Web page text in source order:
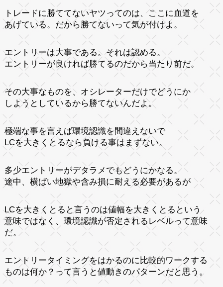
トレードに勝ててないヤツってのは、ここに血道を
あげている。だから勝てないって気が付けよ。
エントリーは大事である。それは認める。
エントリーが良ければ勝てるのだから当たり前だ。
その大事なものを、オシレーターだけでどうにか
しようとしているから勝てないんだよ。
極端な事を言えば環境認識を間違えないで
LCを大きくとるなら負ける事はまずない。
多少エントリーがデタラメでもどうにかなる。
途中、横ばい地獄や含み損に耐える必要があるが
LCを大きくとると言うのは値幅を大きくとるという
意味ではなく、環境認識が否定されるレベルって意味
だ。
エントリータイミングをはかるのに比較的ワークする
ものは何か？って言うと値動きのパターンだと思う。